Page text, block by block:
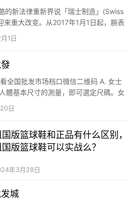
的新法律重新界说「瑞士制造」(Swiss
重大改变。从2017年1月1日起，腕表
造，才有资格冠上「瑞士制造」标
1日
全国批发市场档口微信二维码 A. 女士
體基本尺寸的測量，即可選定尺碼。女
碼相當於S碼，155-80A， 簡稱38碼
日
版篮球鞋和正品有什么区别，
版篮球鞋可以实战么？
年3月28日
城